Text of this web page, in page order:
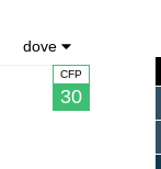
dove
CFP
30